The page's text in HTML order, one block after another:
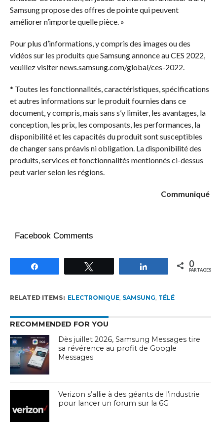
Samsung propose des offres de pointe qui peuvent
améliorer n’importe quelle pièce. »
Pour plus d’informations, y compris des images ou des
vidéos sur les produits que Samsung annonce au CES 2022,
veuillez visiter news.samsung.com/global/ces-2022.
* Toutes les fonctionnalités, caractéristiques, spécifications
et autres informations sur le produit fournies dans ce
document, y compris, mais sans s’y limiter, les avantages, la
conception, les prix, les composants, les performances, la
disponibilité et les capacités du produit sont susceptibles
de changer sans préavis ni obligation. La disponibilité des
produits, services et fonctionnalités mentionnés ci-dessus
peut varier selon les régions.
Communiqué
Facebook Comments
Partagez 0
PARTAGES
RELATED ITEMS: ELECTRONIQUE, SAMSUNG, TÉLÉ
RECOMMENDED FOR YOU
Dès juillet 2026, Samsung Messages tire
sa révérence au profit de Google
Messages
Verizon s’allie à des géants de l’industrie
pour lancer un forum sur la 6G